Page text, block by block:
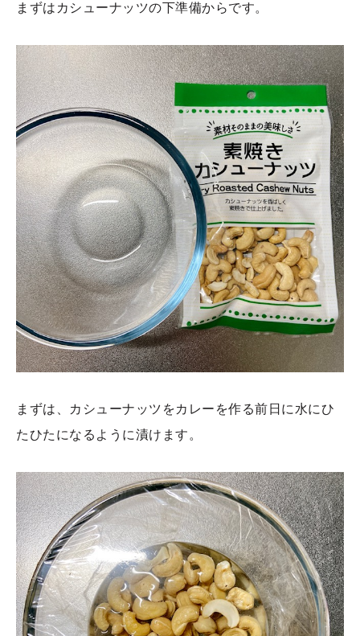
まずはカシューナッツの下準備からです。
まずは、カシューナッツをカレーを作る前日に水にひ
たひたになるように漬けます。